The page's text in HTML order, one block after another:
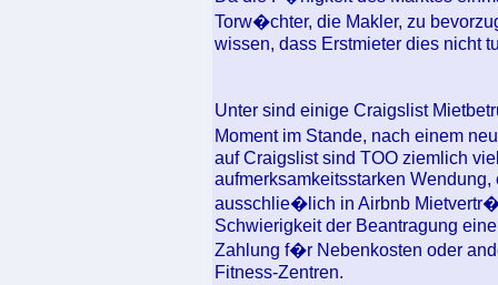
Torw�chter, die Makler, zu
wissen, dass Erstmieter dies nicht
Unter sind einige Craigslist
Moment im Stande, nach einem
auf Craigslist sind TOO ziemlich
aufmerksamkeitsstarken
ausschlie�lich in Airbnb
Schwierigkeit der Beantragung
Zahlung f�r Nebenkosten oder
Fitness-Zentren.